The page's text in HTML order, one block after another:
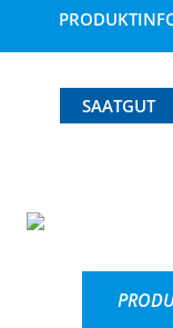
SAATGUT